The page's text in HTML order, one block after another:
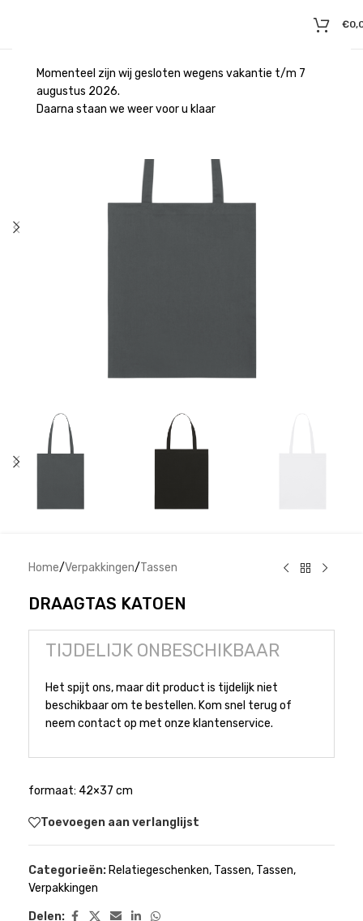
Momenteel zijn wij gesloten wegens vakantie t/m 7
augustus 2026.
Daarna staan we weer voor u klaar
€
Home/Verpakkingen/Tassen
DRAAGTAS KATOEN
TIJDELIJK ONBESCHIKBAAR
Het spijt ons, maar dit product is tijdelijk niet
beschikbaar om te bestellen. Kom snel terug of
neem contact op met onze klantenservice.
formaat: 42×37 cm
Toevoegen aan verlanglijst
Categorieën: Relatiegeschenken, Tassen, Tassen,
Verpakkingen
Delen: